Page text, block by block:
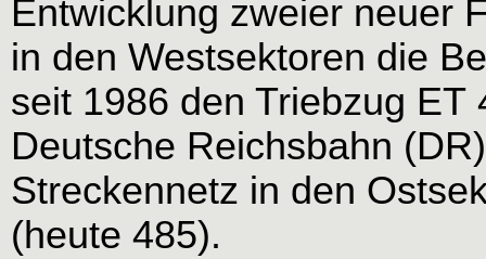
Entwicklung zweier neuer
in den Westsektoren die
seit 1986 den Triebzug
Deutsche Reichsbahn
Streckennetz in den
(heute 485).